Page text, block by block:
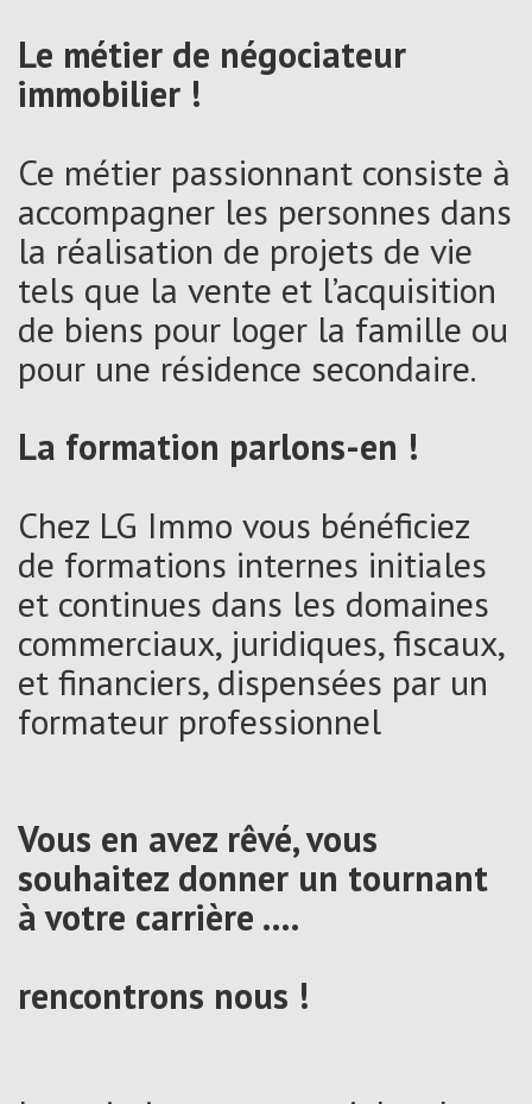
Le métier de négociateur
immobilier !
Ce métier passionnant consiste à
accompagner les personnes dans
la réalisation de projets de vie
tels que la vente et l’acquisition
de biens pour loger la famille ou
pour une résidence secondaire.
La formation parlons-en !
Chez LG Immo vous bénéficiez
de formations internes initiales
et continues dans les domaines
commerciaux, juridiques, fiscaux,
et financiers, dispensées par un
formateur professionnel
Vous en avez rêvé, vous
souhaitez donner un tournant
à votre carrière ….
rencontrons nous !